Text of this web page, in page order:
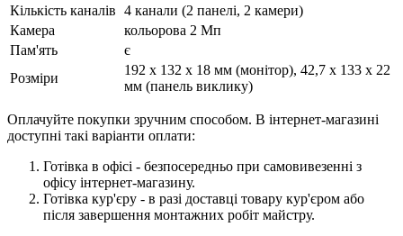
Кількість каналів 4 канали (2 панелі, 2 камери)
Камера
кольорова 2 Мп
Пам'ять
є
Розміри
192 x 132 x 18 мм (монітор), 42,7 х 133 х 22
мм (панель виклику)
Оплачуйте покупки зручним способом. В інтернет-магазині
доступні такі варіанти оплати:
Готівка в офісі - безпосередньо при самовивезенні з
офісу інтернет-магазину.
Готівка кур'єру - в разі доставці товару кур'єром або
після завершення монтажних робіт майстру.